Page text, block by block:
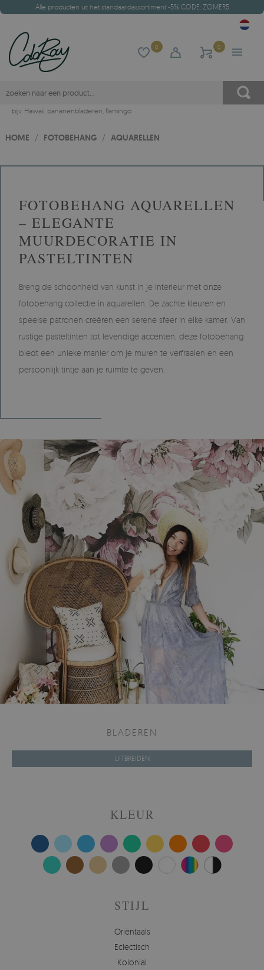
Alle producten uit het standaardassortiment -5% CODE: ZOMER5
0 0
bijv. Hawaii, bananenbladeren, flamingo
HOME / FOTOBEHANG / AQUARELLEN
FOTOBEHANG AQUARELLEN
– ELEGANTE
MUURDECORATIE IN
PASTELTINTEN
Breng de schoonheid van kunst in je interieur met onze
fotobehang collectie in aquarellen. De zachte kleuren en
speelse patronen creëren een serene sfeer in elke kamer. Van
rustige pasteltinten tot levendige accenten, deze fotobehang
biedt een unieke manier om je muren te verfraaien en een
persoonlijk tintje aan je ruimte te geven.
BLADEREN
UITBREIDEN
KLEUR
STIJL
Oriëntaals
Eclectisch
Kolonial